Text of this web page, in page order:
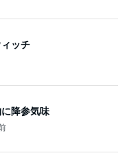
ッチ
降参気味